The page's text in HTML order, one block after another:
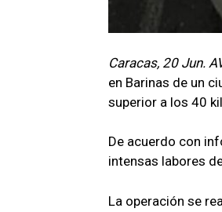
Caracas, 20 Jun.
en Barinas de un
superior a los 40
De acuerdo con
intensas labores
La operación se